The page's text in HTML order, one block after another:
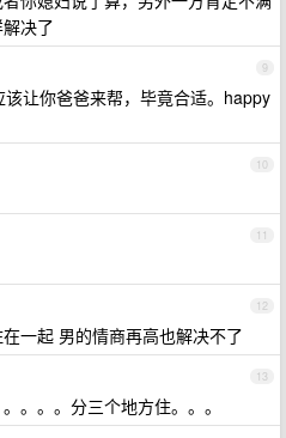
决了
9
让你爸爸来帮，毕竟合适。happy
10
11
12
一起 男的情商再高也解决不了
13
。。。分三个地方住。。。